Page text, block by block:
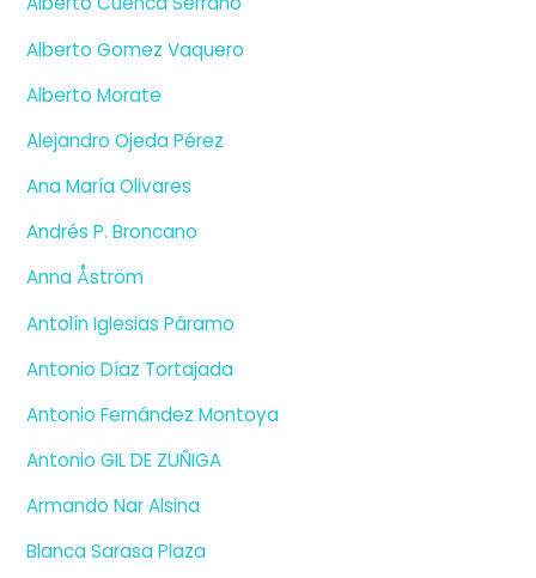
Alberto Gomez Vaquero
Alberto Morate
Alejandro Ojeda Pérez
Ana María Olivares
Andrés P. Broncano
Anna Åström
Antolín Iglesias Páramo
Antonio Díaz Tortajada
Antonio Fernández Montoya
Antonio GIL DE ZUÑIGA
Armando Nar Alsina
Blanca Sarasa Plaza